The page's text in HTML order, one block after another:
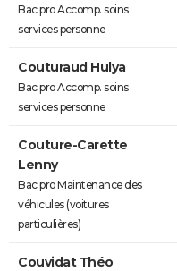
Bac pro Accomp. soins
services personne
Couturaud Hulya
Bac pro Accomp. soins
services personne
Couture-Carette
Lenny
Bac pro Maintenance des
véhicules (voitures
particulières)
Couvidat Théo